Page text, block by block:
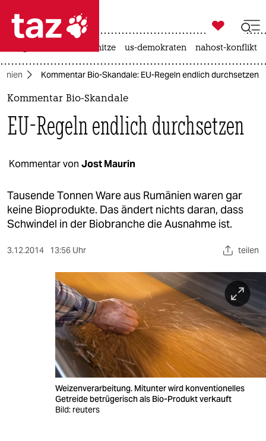
 taz zahl ich
taz zahl ich
politik
öko
gesellschaft
kultur
wahrheit
veranstaltungen

taz zahl ich
hitze us-demokraten nahost-konflikt
Kommentar Bio-Skandale: EU-Regeln endlich durchsetzen
Kommentar Bio-Skandale
EU-Regeln endlich durchsetzen
Kommentar von Jost Maurin
Tausende Tonnen Ware aus Rumänien waren gar
keine Bioprodukte. Das ändert nichts daran, dass
Schwindel in der Biobranche die Ausnahme ist.
3.12.2014 13:56 Uhr teilen
Weizenverarbeitung. Mitunter wird konventionelles
Getreide betrügerisch als Bio-Produkt verkauft
Bild: reuters